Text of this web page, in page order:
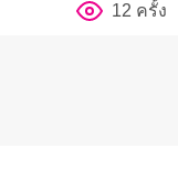
12 ครั้ง